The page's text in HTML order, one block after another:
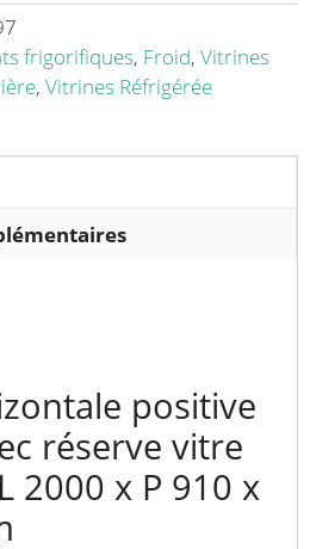
frigorifiques, Froid, Vitrines
, Vitrines Réfrigérée
positive
réserve vitre
2000 x P 910 x